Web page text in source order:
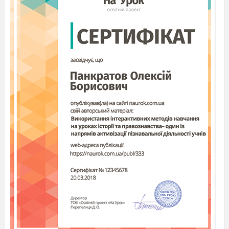
жупані.
в голові!
Повна діжка жита п'ятачком
накрита.
Маленьке, чорненьке крізь землю
пройшло, червону шапочку знайшло.
Керівник:
Отже, дівчатка, любіть і
бережіть природу. Тоді маки на нашій
український землі цвістимуть вічно, а
наші нащадки згадають нас добрим
-Діти, на попередніх заняттях ви зробили
серединку квітки, 2 листочки та 5 пелюсток.
Сьогодні на занятті ви зробите ще одну
пелюстку та складете квітку з усїх її
частинок.